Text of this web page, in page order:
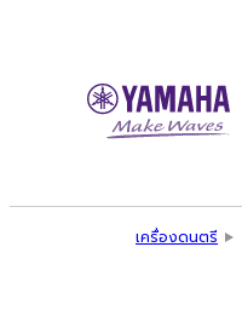
เครื่องดนตรี